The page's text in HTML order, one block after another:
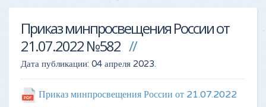
Приказ минпросвещения России от
21.07.2022 №582
Дата публикации: 04 апреля 2023.
Приказ минпросвещения России от 21.07.2022